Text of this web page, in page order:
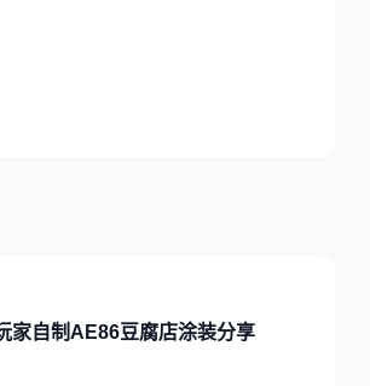
家自制AE86豆腐店涂装分享